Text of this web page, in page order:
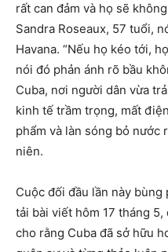
rất can đảm và họ sẽ
Sandra Roseaux, 57 tuổi,
Havana. “Nếu họ kéo tới,
nói đó phản ánh rõ bầu
Cuba, nơi người dân vừa
kinh tế trầm trọng, mất
phẩm và làn sóng bỏ
niên.
Cuộc đối đầu lần này
tải bài viết hôm 17 tháng
cho rằng Cuba đã sở hữu